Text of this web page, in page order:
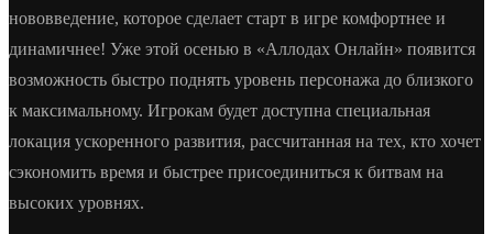
нововведение, которое сделает старт в игре комфортнее и
динамичнее! Уже этой осенью в «Аллодах Онлайн» появится
возможность быстро поднять уровень персонажа до близкого
к максимальному. Игрокам будет доступна специальная
локация ускоренного развития, рассчитанная на тех, кто хочет
сэкономить время и быстрее присоединиться к битвам на
высоких уровнях.